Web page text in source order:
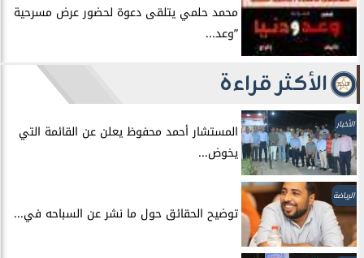
محمد حلمي يتلقى دعوة لحضور عرض مسرحية
”وعد...
الأكثر قراءة
الأخبار
المستشار أحمد محفوظ يعلن عن القائمة التي
يخوض...
الرياضة
توضيح الحقائق حول ما نشر عن السباحه في...